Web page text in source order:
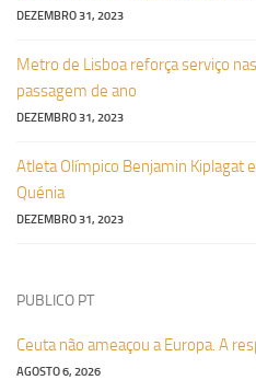
DEZEMBRO 31, 2023
Metro de Lisboa reforça serviço
passagem de ano
DEZEMBRO 31, 2023
Atleta Olímpico Benjamin Kiplagat
Quénia
DEZEMBRO 31, 2023
PUBLICO PT
Ceuta não ameaçou a Europa. A
AGOSTO 6, 2026